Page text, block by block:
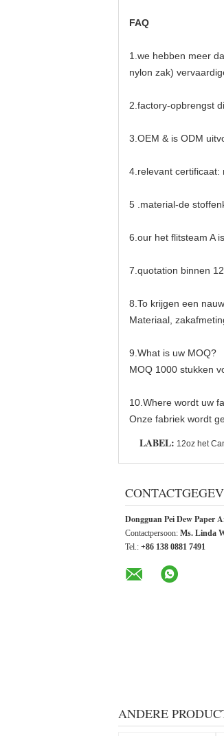
FAQ
1.we hebben meer
nylon zak)
2.factory-opbrengst
3.OEM & is ODM
4.relevant certificaat:
5 .material-de
6.our het flitsteam A
7.quotation binnen
8.To krijgen een
Materiaal,
9.What is uw MOQ?
MOQ 1000 stukken
10.Where wordt uw
Onze fabriek wordt
LABEL: 12oz het
Dongguan Pei Dew Paper
Contactpersoon: Ms. Linda
Tel.: +86 138 0881 7491
ANDERE